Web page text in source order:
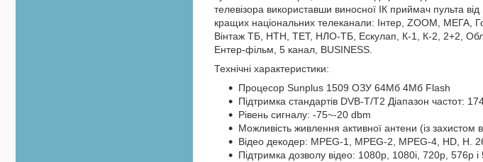
телевізора використавши виносної ІК приймач пульта
кращих національних телеканали: Інтер, ZOOM, МЕГА,
Вінтаж ТБ, НТН, ТЕТ, НЛО-ТБ, Ескулап, К-1, К-2, 2+2,
Ентер-фільм, 5 канал, BUSINESS.
Технічні характеристики:
Процесор Sunplus 1509 ОЗУ 64Мб 4Мб Flash
Підтримка стандартів DVB-T/T2 Діапазон частот:
Рівень сигналу: -75~-20 dbm
Можливість живлення активної антени (із захистом
Відео декодер: MPEG-1, MPEG-2, MPEG-4, HD, H.
Підтримка дозволу відео: 1080p, 1080i, 720p, 576p і